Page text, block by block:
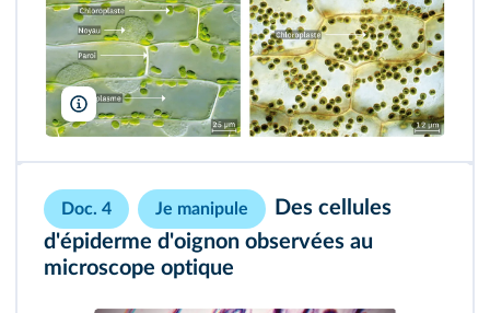
Hervé Conge/ISM, Jean-Claude Révy/ISM
Doc. 4 Je manipule
Des cellules
d'épiderme d'oignon observées au
microscope optique